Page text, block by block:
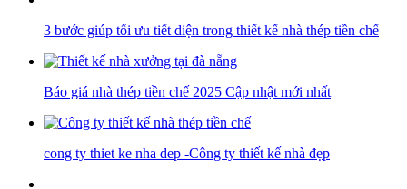
3 bước giúp tối ưu tiết diện trong thiết kế nhà thép tiền chế
Báo giá nhà thép tiền chế 2025 Cập nhật mới nhất
cong ty thiet ke nha dep -Công ty thiết kế nhà đẹp